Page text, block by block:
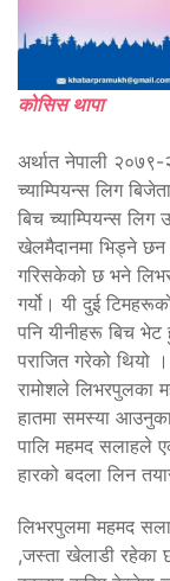
कोसिस थापा
आउदै
अर्थात नेपाली
च्याम्पियन्स लिग
बिच च्याम्पियन्स लिग
खेलमैदानमा भिड्ने
गरिसकेको छ भने
गर्यो। यी दुई
पनि यीनीहरू बिच
पराजित गरेको थियो
रामोशले लिभरपुलका
हातमा समस्या
पालि महमद सलाहले
हारको बदला लिन
लिभरपुलमा महमद
,जस्ता खेलाडी रहेका